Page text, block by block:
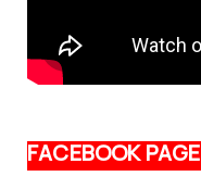
FACEBOOK PAGE